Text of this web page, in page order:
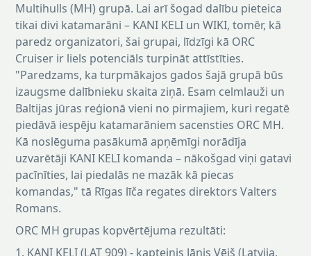
Multihulls (MH) grupā. Lai arī šogad dalību pieteica
tikai divi katamarāni – KANI KELI un WIKI, tomēr, kā
paredz organizatori, šai grupai, līdzīgi kā ORC
Cruiser ir liels potenciāls turpināt attīstīties.
"Paredzams, ka turpmākajos gados šajā grupā būs
izaugsme dalībnieku skaita ziņā. Esam celmlauži un
Baltijas jūras reģionā vieni no pirmajiem, kuri regatē
piedāvā iespēju katamarāniem sacensties ORC MH.
Kā noslēguma pasākumā apņēmīgi norādīja
uzvarētāji KANI KELI komanda – nākošgad viņi gatavi
pacīnīties, lai piedalās ne mazāk kā piecas
komandas," tā Rīgas līča regates direktors Valters
Romans.
ORC MH grupas kopvērtējuma rezultāti:
1. KANI KELI (LAT 909) - kapteinis Jānis Vējš (Latvija,